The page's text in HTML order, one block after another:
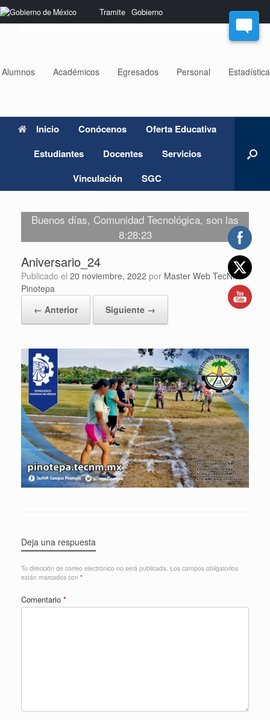
Nota:
este
sistema
Tramite Gobierno
Saltar
al
Alumnos Académicos Egresados Personal
Inicio Conócenos
Oferta Educativa
Estudiantes
Docentes
Servicios
Vinculación
SGC
Buenos días, Comunidad Tecnológica, son las
8:28:23
Aniversario_24
Publicado el 20 noviembre, 2022 por Master Web TecNM
Pinotepa
← Anterior
Siguiente →
Deja una respuesta
Tu dirección de correo electrónico no será publicada. Los campos obligatorios
están marcados con *
Comentario *